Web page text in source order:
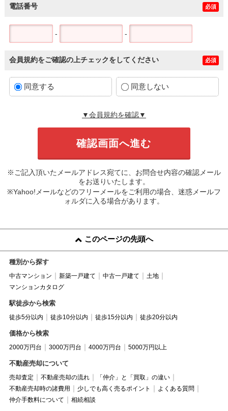
電話番号 必須
- -
会員規約をご確認の上チェックをしてください 必須
同意する 同意しない
▼会員規約を確認▼
※ご記入頂いたメールアドレス宛てに、お問合せ内容の確認メール
をお送りいたします。
※Yahoo!メールなどのフリーメールをご利用の場合、迷惑メールフ
ォルダに入る場合があります。
このページの先頭へ
種別から探す
中古マンション 新築一戸建て 中古一戸建て
土地
マンションカタログ
駅徒歩から検索
徒歩5分以内 徒歩10分以内 徒歩15分以内 徒歩20分以内
価格から検索
2000万円台 3000万円台 4000万円台 5000万円以上
不動産売却について
売却査定 不動産売却の流れ
「仲介」と「買取」の違い
不動産売却時の諸費用
少しでも高く売るポイント
よくある質問
仲介手数料について
相続相談